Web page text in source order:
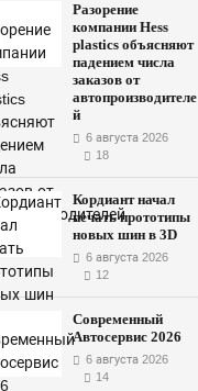
Разорение
компании Hess
plastics объясняют
падением числа
заказов от
автопроизводителе
й
6 августа 2026
18
Кордиант начал
печать прототипы
новых шин в 3D
6 августа 2026
12
Современный
Автосервис 2026
6 августа 2026
14